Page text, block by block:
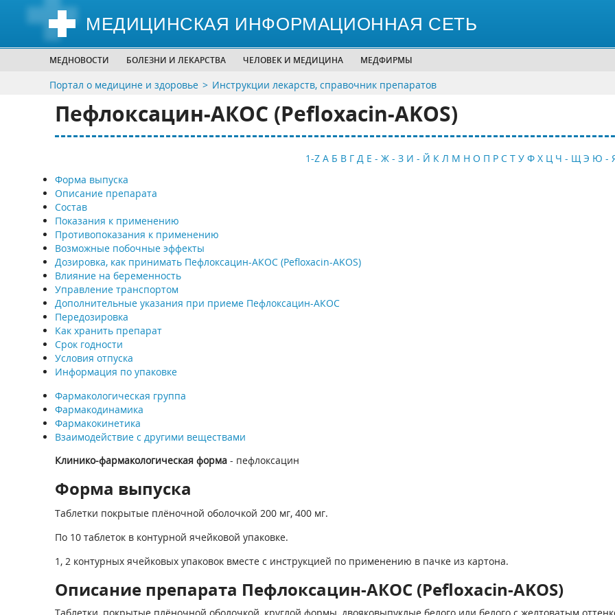
МЕДИЦИНСКАЯ ИНФОРМАЦИОННАЯ СЕТЬ
МЕДНОВОСТИ БОЛЕЗНИ И ЛЕКАРСТВА ЧЕЛОВЕК И МЕДИЦИНА МЕДФИРМЫ
Портал о медицине и здоровье Инструкции лекарств, справочник препаратов
Пефлоксацин-АКОС (Pefloxacin-AKOS)
1-Z А Б В Г Д Е - Ж - З И - Й К Л М Н О П Р С Т У Ф Х Ц Ч - Щ Э Ю -
Форма выпуска
Описание препарата
Состав
Показания к применению
Противопоказания к применению
Возможные побочные эффекты
Дозировка, как принимать Пефлоксацин-АКОС (Pefloxacin-AKOS)
Влияние на беременность
Управление транспортом
Дополнительные указания при приеме Пефлоксацин-АКОС
Передозировка
Как хранить препарат
Срок годности
Условия отпуска
Информация по упаковке
Фармакологическая группа
Фармакодинамика
Фармакокинетика
Взаимодействие с другими веществами
Клинико-фармакологическая форма- пефлоксацин
Форма выпуска
Таблетки покрытые плёночной оболочкой 200 мг, 400 мг.
По 10 таблеток в контурной ячейковой упаковке.
1, 2 контурных ячейковых упаковок вместе с инструкцией по применению в пачке из картона.
Описание препарата Пефлоксацин-АКОС (Pefloxacin-AKOS)